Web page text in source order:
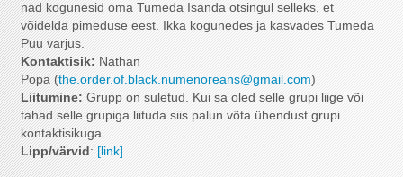
nad kogunesid oma Tumeda Isanda otsingul selleks, et
võidelda pimeduse eest. Ikka kogunedes ja kasvades Tumeda
Puu varjus.
Kontaktisik: Nathan
Popa (the.order.of.black.numenoreans@gmail.com)
Liitumine: Grupp on suletud. Kui sa oled selle grupi liige või
tahad selle grupiga liituda siis palun võta ühendust grupi
kontaktisikuga.
Lipp/värvid : [link]